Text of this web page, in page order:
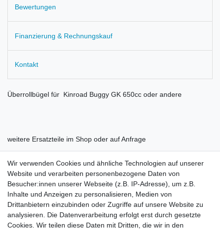
Bewertungen
Finanzierung & Rechnungskauf
Kontakt
Überrollbügel für Kinroad Buggy GK 650cc oder andere
weitere Ersatzteile im Shop oder auf Anfrage
Rechtliches
Widerrufsrecht
Wir verwenden Cookies und ähnliche Technologien auf unserer
Website und verarbeiten personenbezogene Daten von
Besucher:innen unserer Webseite (z.B. IP-Adresse), um z.B.
Inhalte und Anzeigen zu personalisieren, Medien von
Drittanbietern einzubinden oder Zugriffe auf unsere Website zu
analysieren. Die Datenverarbeitung erfolgt erst durch gesetzte
Cookies. Wir teilen diese Daten mit Dritten, die wir in den